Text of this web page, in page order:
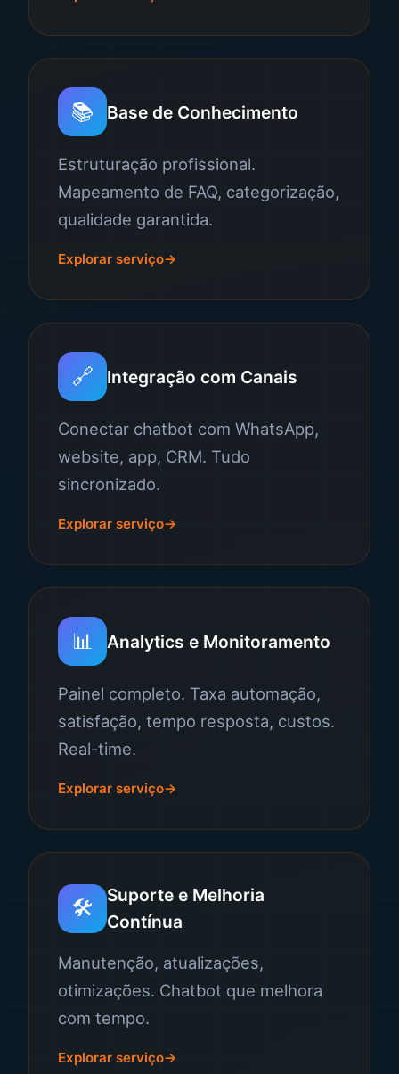
📚 Base de Conhecimento
Estruturação profissional.
Mapeamento de FAQ, categorização,
qualidade garantida.
Explorar serviço
🔗 Integração com Canais
Conectar chatbot com WhatsApp,
website, app, CRM. Tudo
sincronizado.
Explorar serviço
📊 Analytics e Monitoramento
Painel completo. Taxa automação,
satisfação, tempo resposta, custos.
Real-time.
Explorar serviço
🛠️
Suporte e Melhoria
Contínua
Manutenção, atualizações,
otimizações. Chatbot que melhora
com tempo.
Explorar serviço